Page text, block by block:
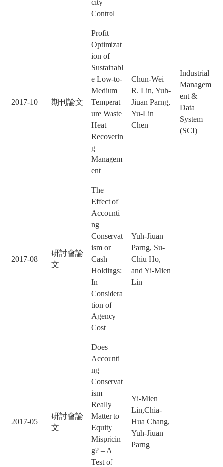
city
Control
2017-10 期刊論文
Profit
Optimizat
ion of
Sustainabl
e Low-to-
Medium
Temperat
ure Waste
Heat
Recoverin
g
Managem
ent
Chun-Wei
R. Lin, Yuh-
Jiuan Parng,
Yu-Lin
Chen
Industrial
Managem
ent &
Data
System
(SCI)
2017-08
研討會論
文
The
Effect of
Accounti
ng
Conservat
ism on
Cash
Holdings:
In
Considera
tion of
Agency
Cost
Yuh-Jiuan
Parng, Su-
Chiu Ho,
and Yi-Mien
Lin
2017-05
研討會論
文
Does
Accounti
ng
Conservat
ism
Really
Matter to
Equity
Mispricin
g? – A
Test of
Yi-Mien
Lin,Chia-
Hua Chang,
Yuh-Jiuan
Parng